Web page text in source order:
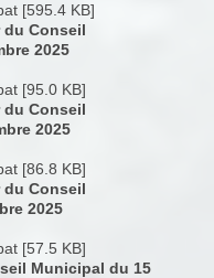
[595.4 KB]
du Conseil
2025
[95.0 KB]
du Conseil
2025
[86.8 KB]
du Conseil
2025
[57.5 KB]
Municipal du 15